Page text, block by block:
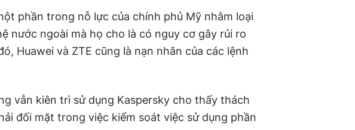
phần trong nỗ lực của chính phủ Mỹ nhằm loại
nước ngoài mà họ cho là có nguy cơ gây rủi ro
Huawei và ZTE cũng là nạn nhân của các lệnh
vẫn kiên trì sử dụng Kaspersky cho thấy thách
đối mặt trong việc kiểm soát việc sử dụng phần